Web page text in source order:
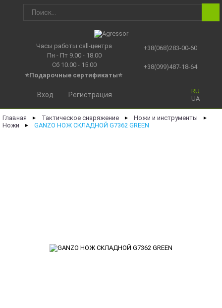
Часы работы call-центра
Пн - Пт 9.00 - 18.00
Сб 10.00 - 15.00
⭐Подарочные сертификаты⭐
+38(068)283-00-60
+38(099)487-18-64
RU
UA
Вход Регистрация
Главная ► Тактическое снаряжение ► Ножи и инструменты ►
Ножи ► GANZO НОЖ СКЛАДНОЙ G7362 GREEN